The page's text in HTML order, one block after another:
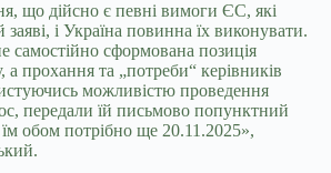
що дійсно є певні вимоги ЄС, які
заяві, і Україна повинна їх виконувати.
самостійно сформована позиція
прохання та „потреби“ керівників
можливістю проведення
передали їй письмово попунктний
обом потрібно ще 20.11.2025»,